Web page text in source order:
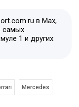
в Max,
самых
1 и других
Mercedes